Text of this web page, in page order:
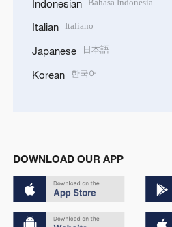
Indonesian
Italian Italiano
Japanese 日本語
Korean 한국어
DOWNLOAD OUR APP